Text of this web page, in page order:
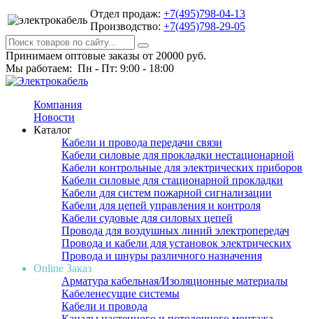
Отдел продаж: +7(495)798-04-13
Производство: +7(495)798-29-05
Принимаем оптовые заказы от 20000 руб.
Мы работаем: Пн - Пт: 9:00 - 18:00
Компания
Новости
Каталог
Кабели и провода передачи связи
Кабели силовые для прокладки нестационарной
Кабели контрольные для электрических приборов
Кабели силовые для стационарной прокладки
Кабели для систем пожарной сигнализации
Кабели для цепей управления и контроля
Кабели судовые для силовых цепей
Провода для воздушных линий электропередач
Провода и кабели для установок электрических
Провода и шнуры различного назначения
Online Заказ
Арматура кабельная/Изоляционные материалы
Кабеленесущие системы
Кабели и провода